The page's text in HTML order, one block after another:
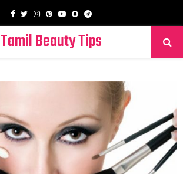
Facebook
TwitterInstagram
PinterestYoutube
SnapchatTelegram
Tamil Beauty Tips